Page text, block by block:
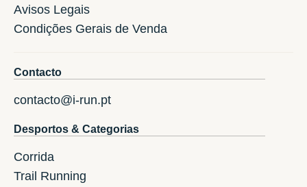
Avisos Legais
Condições Gerais de Venda
Contacto
contacto@i-run.pt
Desportos & Categorias
Corrida
Trail Running